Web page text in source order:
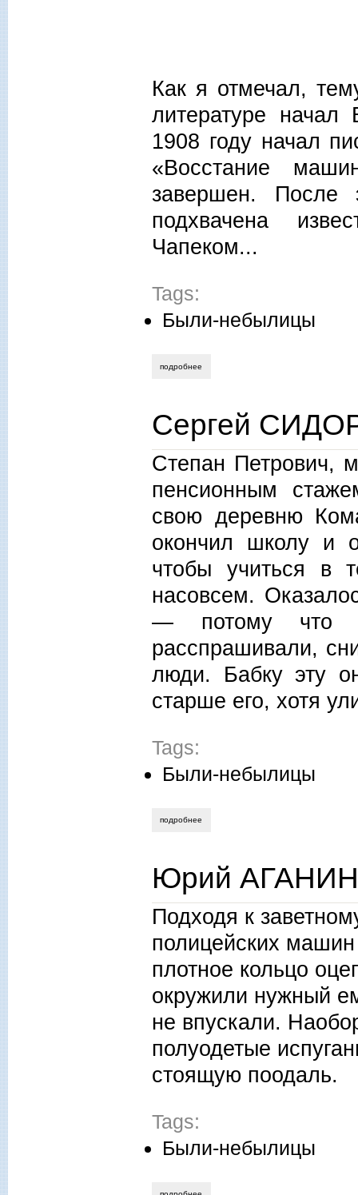
Как я отмечал,
литературе
1908 году начал
«Восстание
завершен. После
подхвачена
Чапеком...
Tags:
Были-небылицы
подробнее
Сергей
Степан Петрович,
пенсионным
свою деревню
окончил школу и
чтобы учиться в
насовсем.
— потому что
расспрашивали,
люди. Бабку эту
старше его, хотя
Tags:
Были-небылицы
подробнее
Юрий
Подходя к
полицейских машин
плотное кольцо
окружили нужный
не впускали.
полуодетые
стоящую поодаль.
Tags:
Были-небылицы